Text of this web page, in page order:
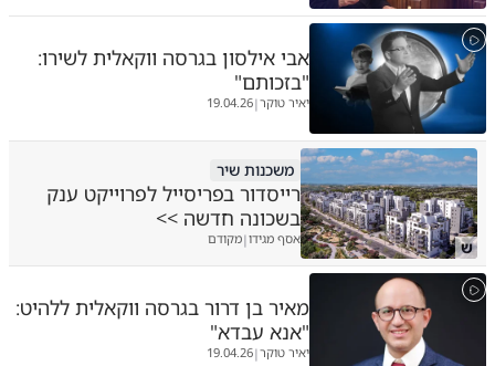
אבי אילסון בגרסה ווקאלית לשירו:
"בזכותם"
יאיר טוקר|
19.04.26
ש
משכנות שיר
רייסדור בפריסייל לפרוייקט ענק
בשכונה חדשה >>
אסף מגידו|מקודם
מאיר בן דרור בגרסה ווקאלית ללהיט:
"אנא עבדא"
יאיר טוקר|
19.04.26